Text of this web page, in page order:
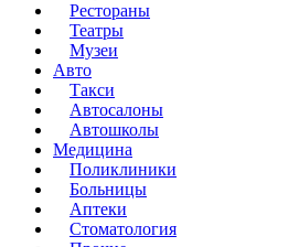
Рестораны
Театры
Музеи
Авто
Такси
Автосалоны
Автошколы
Медицина
Поликлиники
Больницы
Аптеки
Стоматология